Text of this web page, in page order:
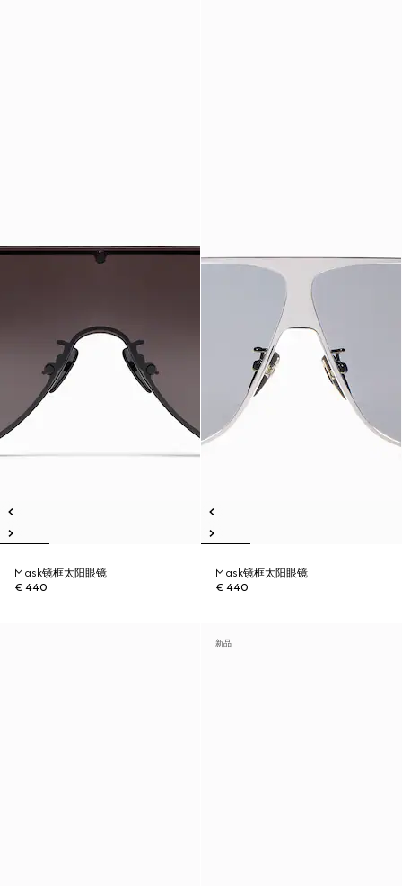
Mask镜框太阳眼镜
€ 440
Mask镜框太阳眼镜
€ 440
新品